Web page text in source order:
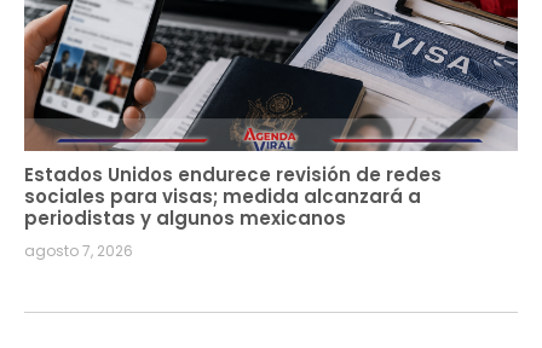
Estados Unidos endurece revisión de redes
sociales para visas; medida alcanzará a
periodistas y algunos mexicanos
agosto 7, 2026